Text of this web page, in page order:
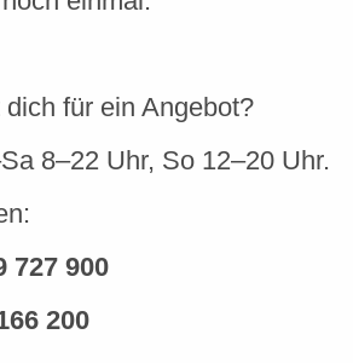
für ein Angebot?
8–22 Uhr, So 12–20 Uhr.
727 900
200